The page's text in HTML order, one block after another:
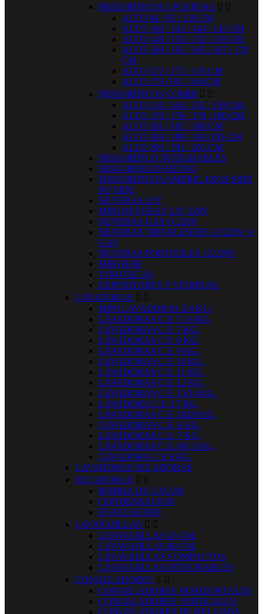
FRIGORÍFICOS 2 PUERTAS  
ALTO 84 / 85 / 129 CM
ALTO 140 / 143 / 144 / 145 CM
ALTO 148 / 150 / 152 / 159 CM
ALTO 160 / 161 / 165 / 167 / 170
CM
ALTO 172 / 175 / 176 CM
ALTO 179 /183 / 184 CM
FRIGORÍFICOS COMBI  
ALTO 114 / 144 / 152 / 159 CM.
ALTO 170 / 176 / 179 / 180 CM.
ALTO 181 / 185 / 186 CM
ALTO 188 / 189 / 190 /195 CM
ALTO 200 / 201 / 203 CM
FRIGORÍFICO INTEGRABLES
FRIGORIFICOS RETRO
FRIGORIFICOS AMERICANOS SIDE
BY SIDE
NEVERAS 12V
MINI NEVERAS 12V 220V
NEVERAS GAS O 220V
NEVERAS TRIVALENTES 12/220V O
GAS
NEVERAS PORTATILES 12/220V
MINI BAR
VINOTECAS
EXPOSITORES Y VITRINAS.
LAVADORAS  
MINI LAVADORAS 2/4 KG.
LAVADORAS C.F. 5 / 6 KG.
LAVADORAS C.F. 7 KG.
LAVADORAS C.F. 8 KG.
LAVADORAS C.F. 9 KG.
LAVADORAS C.F. 10 KG.
LAVADORAS C.F. 11 KG.
LAVADORAS C.F. 12 KG.
LAVADORAS C.F. 13/14 KG.
LAVADORA C.F. 17 KG.
LAVADORAS C.F. 18/20 KG.
LAVADORAS C.S. 6 KG.
LAVADORAS C.S. 7 KG.
LAVADORAS C.S. 8/8,5 KG.
LAVADORA C.S.9 KG.
LAVADORAS SECADORAS
SECADORAS  
BOMBA DE CALOR
CONDENSACION
EVACUACION
LAVAVAJILLAS  
LAVAVAJILLAS 45 CM.
LAVAVAJILLAS 60 CM.
LAVAVAJILLAS COMPACTOS
LAVAVAJILLAS INTEGRABLES
CONGELADORES  
CONGELADORES HORIZONTALES
CONGELADORES VERTICALES
CONGELADORES DE HELADOS